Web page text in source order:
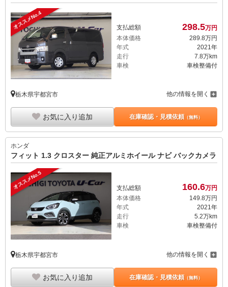
オススメNo.4 支払総額 298.5万円
本体価格
289. 8万円
年式
2021年
走行
7.8万km
車検
車検整備付
栃木県宇都宮市 他の情報を開く
お気に入り追加 在庫確認・見積依頼（無料）
ホンダ
フィット 1.3 クロスター 純正アルミホイール ナビ バックカメラ
オススメNo.5 支払総額 160.6万円
本体価格
149.8万円
年式
2021年
走行
5.2万km
車検
車検整備付
栃木県宇都宮市 他の情報を開く
お気に入り追加 在庫確認・見積依頼（無料）